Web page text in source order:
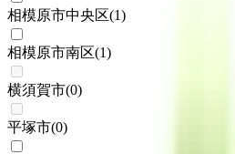
相模原市中央区(1)
相模原市南区(1)
横須賀市(0)
平塚市(0)